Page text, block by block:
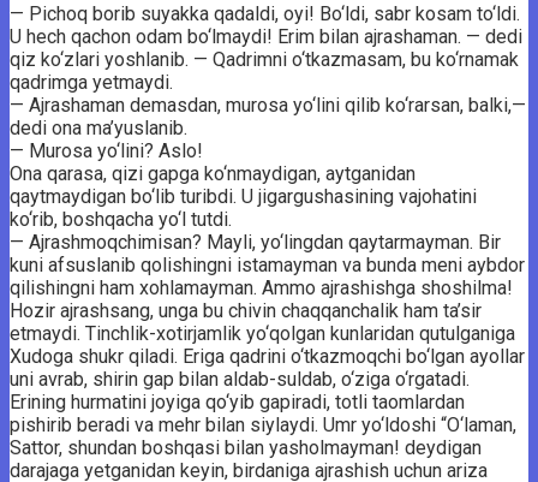
— Pichoq borib suyakka qadaldi, oyi! Bo‘ldi, sabr kosam to‘ldi.
U hech qachon odam bo‘lmaydi! Erim bilan ajrashaman. — dedi
qiz ko‘zlari yoshlanib. — Qadrimni o‘tkazmasam, bu ko‘rnamak
qadrimga yetmaydi.
— Ajrashaman demasdan, murosa yo‘lini qilib ko‘rarsan, balki,—
dedi ona ma’yuslanib.
— Murosa yo‘lini? Aslo!
Ona qarasa, qizi gapga ko‘nmaydigan, aytganidan
qaytmaydigan bo‘lib turibdi. U jigargushasining vajohatini
ko‘rib, boshqacha yo‘l tutdi.
— Ajrashmoqchimisan? Mayli, yo‘lingdan qaytarmayman. Bir
kuni afsuslanib qolishingni istamayman va bunda meni aybdor
qilishingni ham xohlamayman. Ammo ajrashishga shoshilma!
Hozir ajrashsang, unga bu chivin chaqqanchalik ham ta’sir
etmaydi. Tinchlik-xotirjamlik yo‘qolgan kunlaridan qutulganiga
Xudoga shukr qiladi. Eriga qadrini o‘tkazmoqchi bo‘lgan ayollar
uni avrab, shirin gap bilan aldab-suldab, o‘ziga o‘rgatadi.
Erining hurmatini joyiga qo‘yib gapiradi, totli taomlardan
pishirib beradi va mehr bilan siylaydi. Umr yo‘ldoshi “O‘laman,
Sattor, shundan boshqasi bilan yasholmayman! deydigan
darajaga yetganidan keyin, birdaniga ajrashish uchun ariza